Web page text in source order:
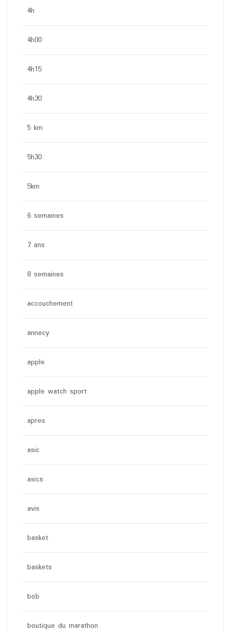
4h
4h00
4h15
4h30
5 km
5h30
5km
6 semaines
7 ans
8 semaines
accouchement
annecy
apple
apple watch sport
apres
asic
asics
avis
basket
baskets
bob
boutique du marathon